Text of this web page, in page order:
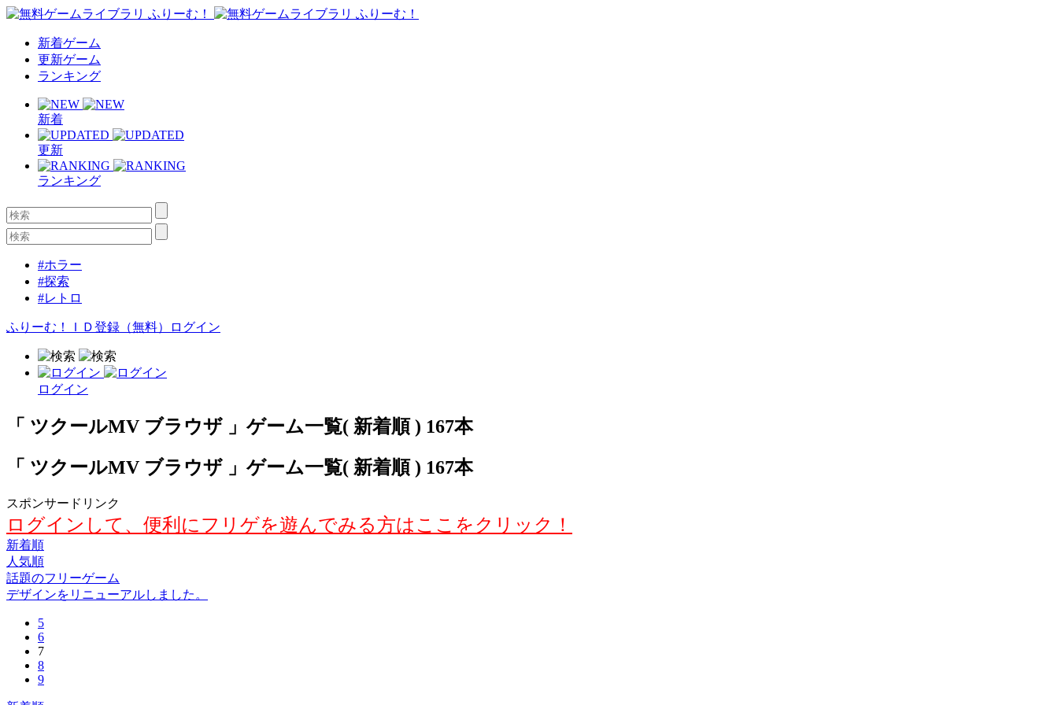
新着ゲーム
更新ゲーム
ランキング
新着
更新
ランキング
#ホラー
#探索
#レトロ
ふりーむ！ＩＤ登録（無料） ログイン
ログイン
「 ツクールMV ブラウザ 」ゲーム一覧( 新着順 ) 167本
「 ツクールMV ブラウザ 」ゲーム一覧( 新着順 ) 167本
スポンサードリンク
ログインして、便利にフリゲを遊んでみる方はここをクリック！
新着順
人気順
話題のフリーゲーム
デザインをリニューアルしました。
5
6
7
8
9